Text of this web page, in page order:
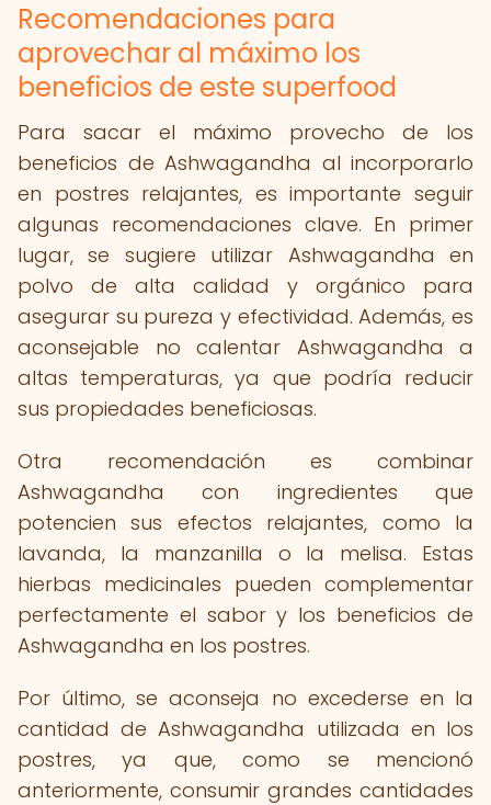
Recomendaciones para
aprovechar al máximo los
beneficios de este superfood
Para sacar el máximo provecho de los
beneficios de Ashwagandha al incorporarlo
en postres relajantes, es importante seguir
algunas recomendaciones clave. En primer
lugar, se sugiere utilizar Ashwagandha en
polvo de alta calidad y orgánico para
asegurar su pureza y efectividad. Además, es
aconsejable no calentar Ashwagandha a
altas temperaturas, ya que podría reducir
sus propiedades beneficiosas.
Otra recomendación es combinar
Ashwagandha con ingredientes que
potencien sus efectos relajantes, como la
lavanda, la manzanilla o la melisa. Estas
hierbas medicinales pueden complementar
perfectamente el sabor y los beneficios de
Ashwagandha en los postres.
Por último, se aconseja no excederse en la
cantidad de Ashwagandha utilizada en los
postres, ya que, como se mencionó
anteriormente, consumir grandes cantidades